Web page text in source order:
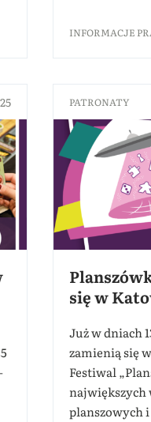
INFORMACJE
PATRONATY
się w
Już w dniach
zamienią się
Festiwal
największych
planszowych